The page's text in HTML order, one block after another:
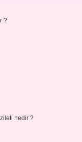
?
nedir ?